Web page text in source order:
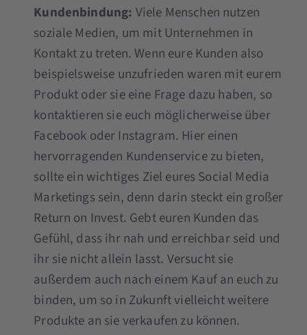
Kundenbindung: Viele Menschen nutzen
soziale Medien, um mit Unternehmen in
Kontakt zu treten. Wenn eure Kunden also
beispielsweise unzufrieden waren mit eurem
Produkt oder sie eine Frage dazu haben, so
kontaktieren sie euch möglicherweise über
Facebook oder Instagram. Hier einen
hervorragenden Kundenservice zu bieten,
sollte ein wichtiges Ziel eures Social Media
Marketings sein, denn darin steckt ein großer
Return on Invest. Gebt euren Kunden das
Gefühl, dass ihr nah und erreichbar seid und
ihr sie nicht allein lasst. Versucht sie
außerdem auch nach einem Kauf an euch zu
binden, um so in Zukunft vielleicht weitere
Produkte an sie verkaufen zu können.